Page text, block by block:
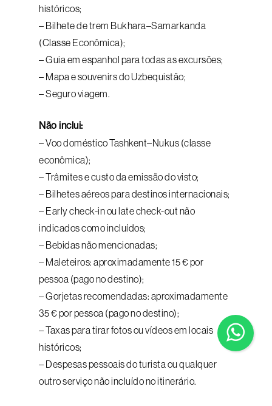
históricos;
– Bilhete de trem Bukhara–Samarkanda
(Classe Econômica);
– Guia em espanhol para todas as excursões;
– Mapa e souvenirs do Uzbequistão;
– Seguro viagem.
Não inclui:
– Voo doméstico Tashkent–Nukus (classe
econômica);
– Trâmites e custo da emissão do visto;
– Bilhetes aéreos para destinos internacionais;
– Early check-in ou late check-out não
indicados como incluídos;
– Bebidas não mencionadas;
– Maleteiros: aproximadamente 15 € por
pessoa (pago no destino);
– Gorjetas recomendadas: aproximadamente
35 € por pessoa (pago no destino);
– Taxas para tirar fotos ou vídeos em locais
históricos;
– Despesas pessoais do turista ou qualquer
outro serviço não incluído no itinerário.